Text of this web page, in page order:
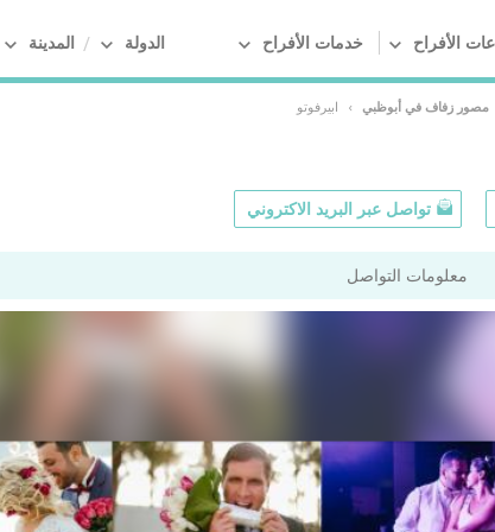
الأفراح خدمات الأفراح الدولة المدينة
مصور زفاف في أبوظبي › ابيرفوتو
تواصل عبر البريد الاكتروني
معلومات التواصل